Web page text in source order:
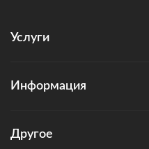
Услуги
Информация
Другое